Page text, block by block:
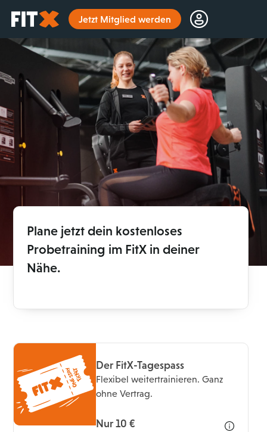
Startseite Jetzt Mitglied werden
Plane jetzt dein kostenloses
Probetraining im FitX in deiner
Nähe.
Der FitX-Tagespass
Flexibel weitertrainieren. Ganz
ohne Vertrag.
Nur 10 €